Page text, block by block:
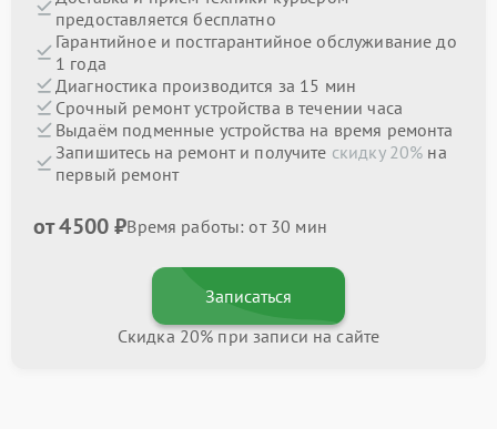
предоставляется бесплатно
Гарантийное и постгарантийное обслуживание до
1 года
Диагностика производится за 15 мин
Срочный ремонт устройства в течении часа
Выдаём подменные устройства на время ремонта
Запишитесь на ремонт и получите скидку 20% на
первый ремонт
от 4500 ₽Время работы: от 30 мин
Записаться
Скидка 20% при записи на сайте